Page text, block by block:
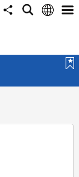
分
搜
語
選